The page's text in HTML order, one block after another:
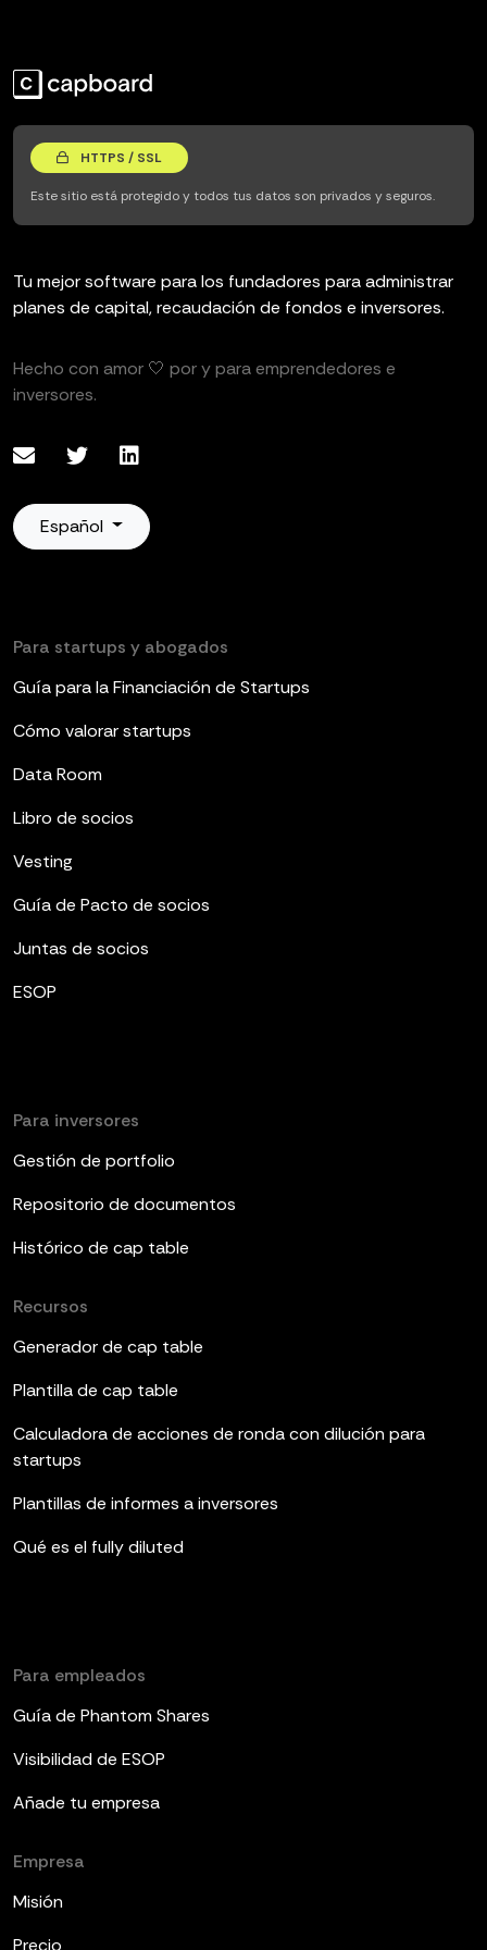
HTTPS / SSL
Este sitio está protegido y todos tus datos son privados y seguros.
Tu mejor software para los fundadores para administrar
planes de capital, recaudación de fondos e inversores.
Hecho con amor 🤍 por y para emprendedores e
inversores.
Español
Para startups y abogados
Guía para la Financiación de Startups
Cómo valorar startups
Data Room
Libro de socios
Vesting
Guía de Pacto de socios
Juntas de socios
ESOP
Para inversores
Gestión de portfolio
Repositorio de documentos
Histórico de cap table
Recursos
Generador de cap table
Plantilla de cap table
Calculadora de acciones de ronda con dilución para
startups
Plantillas de informes a inversores
Qué es el fully diluted
Para empleados
Guía de Phantom Shares
Visibilidad de ESOP
Añade tu empresa
Empresa
Misión
Precio